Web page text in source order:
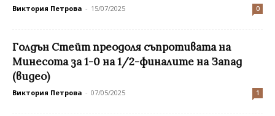
Виктория Петрова - 15/07/2025 0
Голдън Стейт преодоля съпротивата на
Минесота за 1-0 на 1/2-финалите на Запад
(видео)
Виктория Петрова - 07/05/2025 1